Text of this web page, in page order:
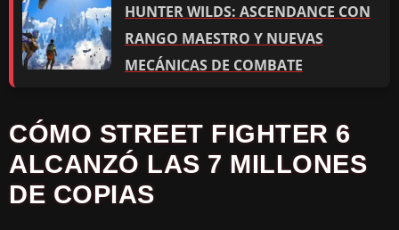
HUNTER WILDS: ASCENDANCE CON
RANGO MAESTRO Y NUEVAS
MECÁNICAS DE COMBATE
CÓMO STREET FIGHTER 6
ALCANZÓ LAS 7 MILLONES
DE COPIAS